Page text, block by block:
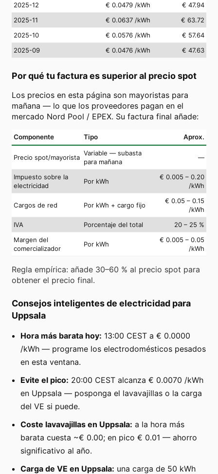
2025-12
€ 0.0479 /kWh
€ 47.94
2025-11
€ 0.0637 /kWh
€ 63.72
2025-10
€ 0.0576 /kWh
€ 57.64
2025-09
€ 0.0476 /kWh € 47.63
Por qué tu factura es superior al precio spot
Los precios en esta página son mayoristas para
mañana — lo que los proveedores pagan en el
mercado Nord Pool / EPEX. Su factura final añade:
Componente Tipo Aprox.
Precio spot/mayorista
Variable — subasta
para mañana
—
Impuesto sobre la
electricidad
Por kWh
€ 0.005 – 0.20
/kWh
Cargos de red Por kWh + cargo fijo
€ 0.05 – 0.15
/kWh
IVA
Porcentaje del total
20 – 25 %
Margen del
comercializador
Por kWh
€ 0.005 – 0.05
/kWh
Regla empírica: añade 30–60 % al precio spot para
obtener el precio final.
Consejos inteligentes de electricidad para
Uppsala
Hora más barata hoy: 13:00 CEST a € 0.0000
/kWh — programe los electrodomésticos pesados
en esta ventana.
Evite el pico: 20:00 CEST alcanza € 0.0070 /kWh
en Uppsala — posponga el lavavajillas o la carga
del VE si puede.
Coste lavavajillas en Uppsala: a la hora más
barata cuesta ~€ 0.00; en pico € 0.01 — ahorro
significativo al año.
Carga de VE en Uppsala: una carga de 50 kWh